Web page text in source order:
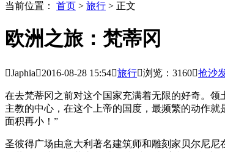
当前位置： 首页 > 旅行 > 正文
欧洲之旅：梵蒂冈
Japhia2016-08-28 15:54旅行浏览：3160抢沙
在去梵蒂冈之前对这个国家充满着无限的好奇。
主教的中心，在这个上帝的国度，最频繁的动作
面积再小！”
圣彼得广场由意大利著名建筑师和雕刻家贝尔尼